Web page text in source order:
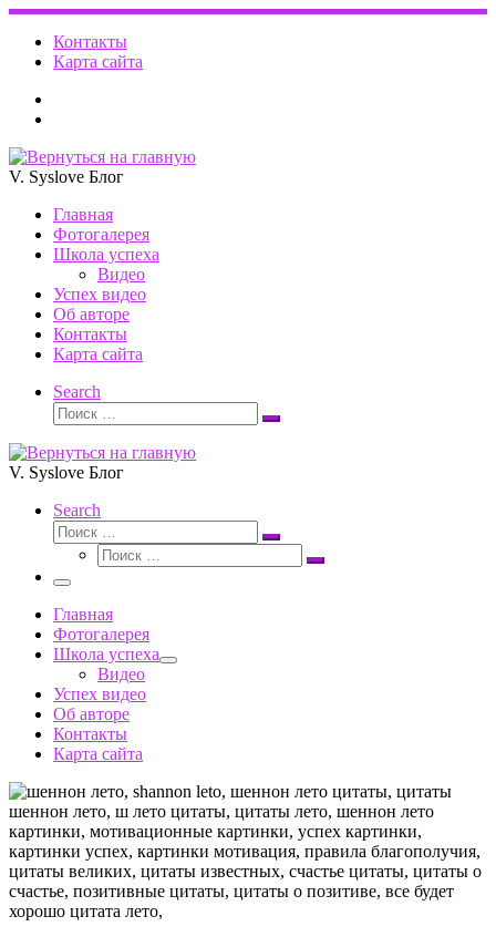
Перейти
содержимому
Контакты
Карта сайта
V. Syslove Блог
Главная
Фотогалерея
Школа успеха
Видео
Успех видео
Об авторе
Контакты
Карта сайта
Search
Поиск
Поиск
V. Syslove Блог
Search
Поиск
Поиск
Поиск
Поиск
Меню
Главная
Фотогалерея
Школа успеха
Видео
Успех видео
Об авторе
Контакты
Карта сайта